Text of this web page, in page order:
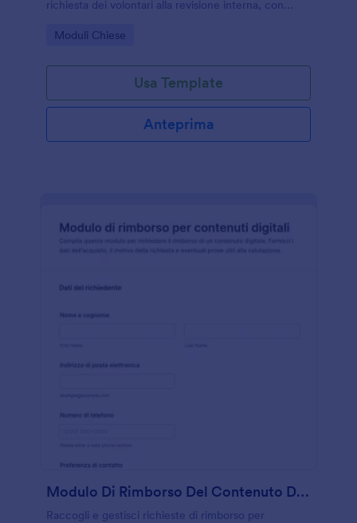
richiesta dei volontari alla revisione interna, con
Go to Category:
Moduli Chiese
Usa Template
Anteprima
Modulo Di Rimborso Del Contenuto Digitale Form 🎁✨
Raccogli e gestisci richieste di rimborso per